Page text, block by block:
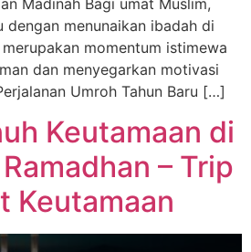
Madinah Bagi umat Muslim,
dengan menunaikan ibadah di
momentum istimewa
dan menyegarkan motivasi
Umroh Tahun Baru […]
Keutamaan di
– Trip
Keutamaan